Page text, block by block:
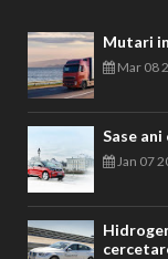
Mutari
Mar 08
Sase ani
Jan 07